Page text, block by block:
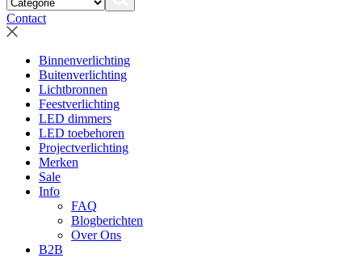
Contact
Binnenverlichting
Buitenverlichting
Lichtbronnen
Feestverlichting
LED dimmers
LED toebehoren
Projectverlichting
Merken
Sale
Info
FAQ
Blogberichten
Over Ons
B2B